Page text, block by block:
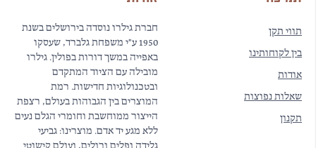
תווי תקן
בין לקוחותינו
אודות
שאלות נפוצות
תקנון
חברת גילרו נוסדה בירושלים בשנת
1950 ע"י משפחת גלברד, שעסקו
באפייה במשך דורות בפולין. גילרו
מובילה עם הציוד המתקדם
ובטכנולוגיות חדישות. רמת
המוצרים בין הגבוהות בעולם, רצפת
הייצור ממוחשבת וחומרי הגלם נעים
ללא מגע יד אדם. מוצרינו: גביעי
גלידה ופלים ורולים, ועולם קישוטי